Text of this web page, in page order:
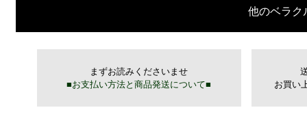
他のベラク